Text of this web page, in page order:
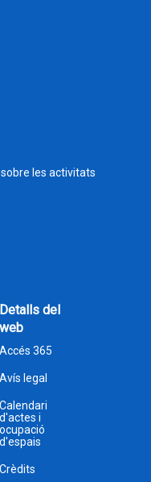
les activitats
Detalls del
web
Accés 365
Avís legal
Calendari
d'actes i
ocupació
d'espais
Crèdits